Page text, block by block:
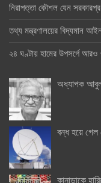
নিরাপত্তা কৌশল যেন
তথ্য মন্ত্রণালয়ের বিদ্যমান
২৪ ঘণ্টায় হামের উপসর্গে
অধ্যাপক
বন্ধ হয়ে গেল
কানাডাকে